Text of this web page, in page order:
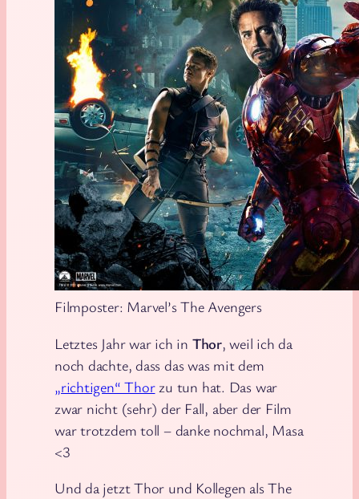
Filmposter: Marvel’s The Avengers
Letztes Jahr war ich in Thor, weil ich da
noch dachte, dass das was mit dem
„richtigen“ Thorzu tun hat. Das war
zwar nicht (sehr) der Fall, aber der Film
war trotzdem toll – danke nochmal, Masa
<3
Und da jetzt Thor und Kollegen als The